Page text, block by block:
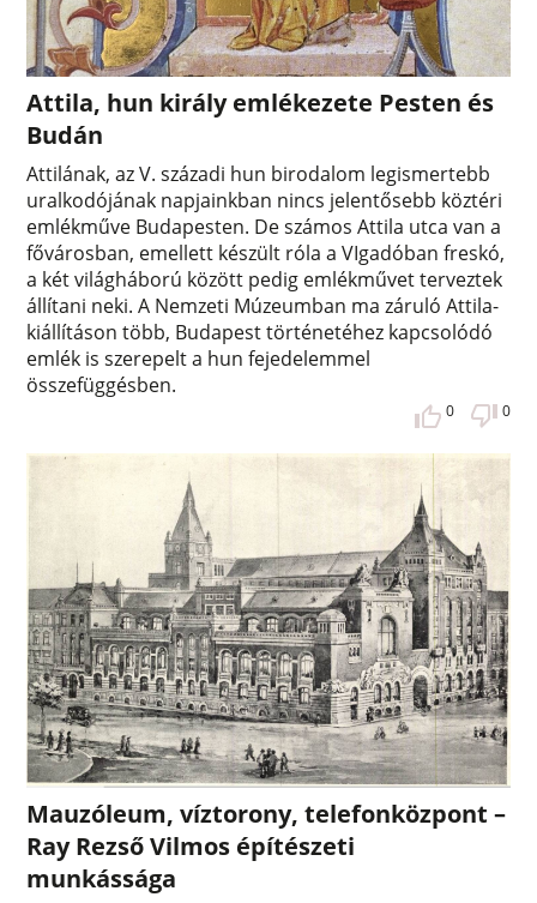
Attila, hun király emlékezete Pesten és
Budán
Attilának, az V. századi hun birodalom legismertebb
uralkodójának napjainkban nincs jelentősebb köztéri
emlékműve Budapesten. De számos Attila utca van a
fővárosban, emellett készült róla a VIgadóban freskó,
a két világháború között pedig emlékművet terveztek
állítani neki. A Nemzeti Múzeumban ma záruló Attila-
kiállításon több, Budapest történetéhez kapcsolódó
emlék is szerepelt a hun fejedelemmel
összefüggésben.
0 0
Mauzóleum, víztorony, telefonközpont –
Ray Rezső Vilmos építészeti
munkássága